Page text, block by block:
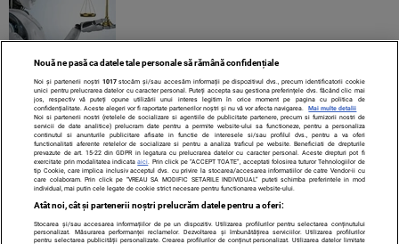
1 2 3 »
Contact Despre noi Termeni și condiții
Nouă ne pasă ca datele tale personale să rămână confidențiale
Noi și partenerii noștri 1017stocăm și/sau accesăm informații pe dispozitivul dvs., precum identificatorii cookie
unici pentru prelucrarea datelor cu caracter personal. Puteți accepta sau gestiona preferințele dvs. făcând clic mai
jos, respectiv vă puteți opune utilizării unui interes legitim în orice moment pe pagina cu politica de
confidențialitate. Aceste alegeri vor fi raportate partenerilor noștri și nu vă vor afecta navigarea.
Mai multe detalii
Noi si partenerii nostri (retelele de socializare si agentiile de publicitate partenere, precum si furnizorii nostri de
servicii de date analitice) prelucram date pentru a permite website-ului sa functioneze, pentru a personaliza
continutul si anunturile publicitare afisate in functie de interesele si/sau profilul dvs., pentru a va oferi
functionalitati aferente retelelor de socializare si pentru a analiza traficul pe website. Beneficiati de drepturile
prevazute de art. 15-22 din GDPR in legatura cu prelucrarea datelor cu caracter personal. Aceste drepturi pot fi
exercitate prin modalitatea indicataaici . Prin click pe “ACCEPT TOATE”, acceptati folosirea tuturor Tehnologiilor de
tip Cookie, care implica inclusiv acceptul dvs. cu privire la stocarea/accesarea informatiilor de catre Vendor-ii cu
care colaboram. Prin click pe “VREAU SA MODIFIC SETARILE INDIVIDUAL” puteti schimba preferintele in mod
individual, mai putin cele legate de cookie strict necesare pentru functionarea website-ului.
Atât noi, cât și partenerii noștri prelucrăm datele pentru a oferi:
Stocarea și/sau accesarea informațiilor de pe un dispozitiv. Utilizarea profilurilor pentru selectarea conținutului
personalizat. Măsurarea performanței reclamelor. Dezvoltarea și îmbunătățirea serviciilor. Utilizarea profilurilor
pentru selectarea publicității personalizate. Crearea profilurilor de conținut personalizat. Utilizarea datelor limitate